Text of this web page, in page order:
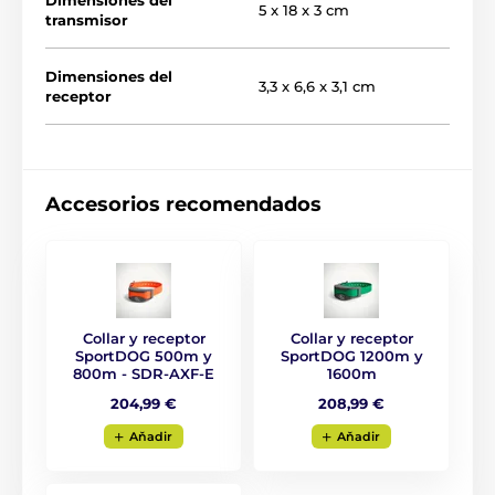
transmisor
5 x 18 x 3 cm
Dimensiones del
receptor
3,3 x 6,6 x 3,1 cm
Accesorios recomendados
Collar y receptor
SportDOG 500m y
800m - SDR-AXF-E
204,99 €
Aňadir
Collar y receptor
SportDOG 1200m y
1600m
208,99 €
Aňadir